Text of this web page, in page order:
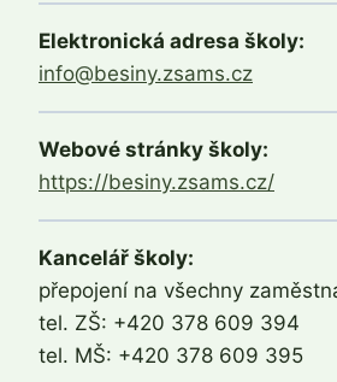
Elektronická adresa školy:
info@besiny.zsams.cz
Webové stránky školy:
https://besiny.zsams.cz/
Kancelář školy:
přepojení na všechny
tel. ZŠ: +420 378 609 394
tel. MŠ: +420 378 609 395